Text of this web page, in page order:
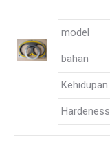
model
bahan
Kehidupan
Hardeness